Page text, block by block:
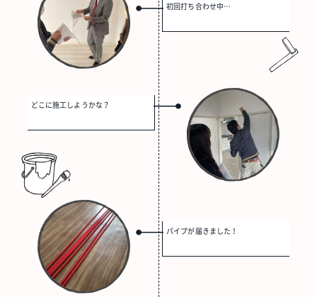
初回打ち合わせ中…
どこに施工しようかな？
パイプが届きました！